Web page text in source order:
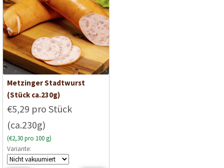
Metzinger Stadtwurst
(Stück ca.230g)
€5,29 pro Stück
(ca.230g)
(€2,30 pro 100 g)
Variante: